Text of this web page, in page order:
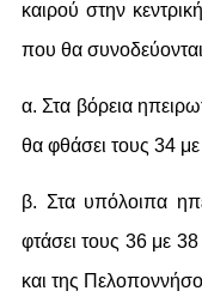
καιρού στην
που θα
α. Στα βόρεια
θα φθάσει τους 34
β. Στα υπόλοιπα
φτάσει τους 36 με
και της